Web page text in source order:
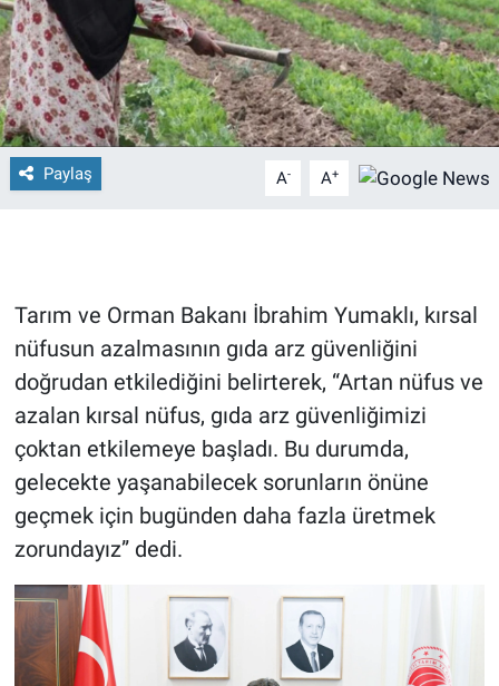
Paylaş A- A+
Tarım ve Orman Bakanı İbrahim Yumaklı, kırsal
nüfusun azalmasının gıda arz güvenliğini
doğrudan etkilediğini belirterek, “Artan nüfus ve
azalan kırsal nüfus, gıda arz güvenliğimizi
çoktan etkilemeye başladı. Bu durumda,
gelecekte yaşanabilecek sorunların önüne
geçmek için bugünden daha fazla üretmek
zorundayız” dedi.